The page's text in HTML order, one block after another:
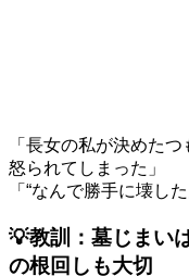
「長女の私が決めた
怒られてしまった」
「“なんで勝手に壊し
💡教訓：墓じまい
の根回しも大切